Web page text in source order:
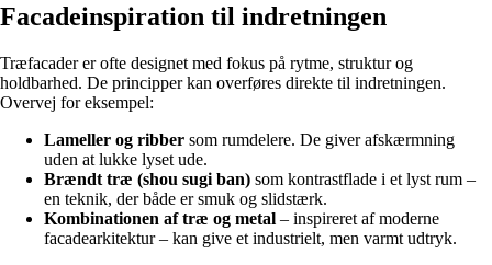
Facadeinspiration til indretningen
Træfacader er ofte designet med fokus på rytme, struktur og
holdbarhed. De principper kan overføres direkte til indretningen.
Overvej for eksempel:
Lameller og ribber som rumdelere. De giver afskærmning
uden at lukke lyset ude.
Brændt træ (shou sugi ban) som kontrastflade i et lyst rum –
en teknik, der både er smuk og slidstærk.
Kombinationen af træ og metal – inspireret af moderne
facadearkitektur – kan give et industrielt, men varmt udtryk.